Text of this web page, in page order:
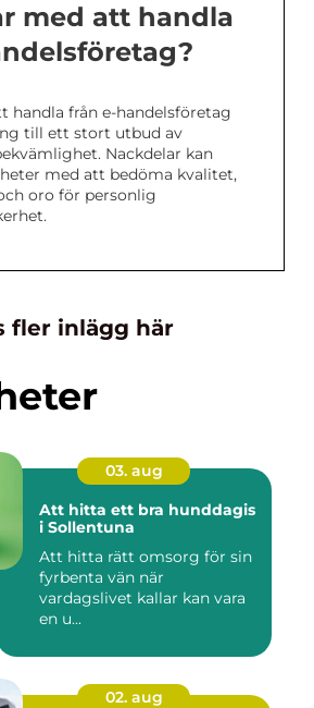
med att handla
handla från e-handelsföretag
till ett stort utbud av
Nackdelar kan
med att bedöma kvalitet,
oro för personlig
fler inlägg här
03. aug
Att hitta ett bra hunddagis
i Sollentuna
Att hitta rätt omsorg för sin
fyrbenta vän när
vardagslivet kallar kan vara
en u...
02. aug